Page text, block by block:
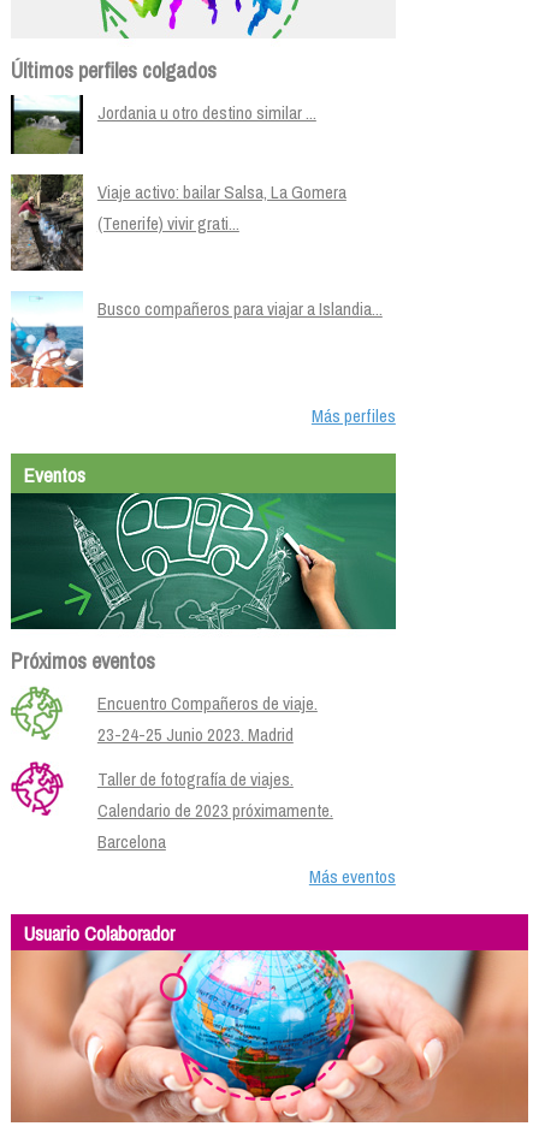
Últimos perfiles colgados
Jordania u otro destino similar ...
Viaje activo: bailar Salsa, La Gomera
(Tenerife) vivir grati...
Busco compañeros para viajar a Islandia...
Más perfiles
Eventos
Próximos eventos
Encuentro Compañeros de viaje.
23-24-25 Junio 2023. Madrid
Taller de fotografía de viajes.
Calendario de 2023 próximamente.
Barcelona
Más eventos
Usuario Colaborador